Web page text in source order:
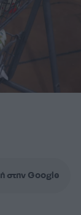
στην Google